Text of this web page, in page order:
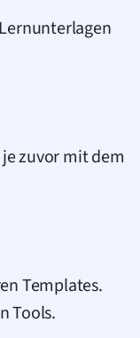
zuvor mit dem
Templates.
Tools.